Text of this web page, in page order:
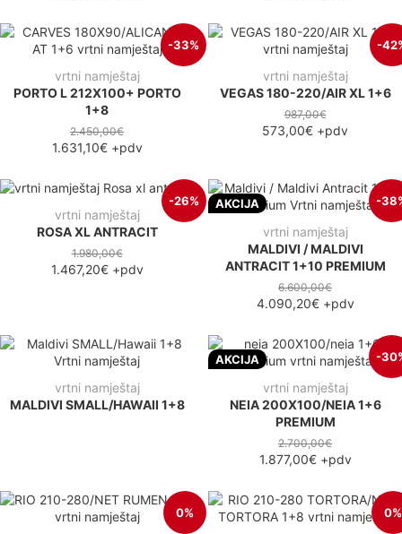
-33%
vrtni namještaj
PORTO L 212X100+ PORTO
1+8
2.450,00€
1.631,10€+pdv
-
vrtni namještaj
VEGAS 180-220/AIR XL 1+6
987,00€
573,00€ +pdv
-26%
vrtni namještaj
ROSA XL ANTRACIT
1.980,00€
1.467,20€+pdv
AKCIJA -
vrtni namještaj
MALDIVI / MALDIVI
ANTRACIT 1+10 PREMIUM
6.600,00€
4.090,20€+pdv
vrtni namještaj
MALDIVI SMALL/HAWAII 1+8
AKCIJA -
vrtni namještaj
NEIA 200X100/NEIA 1+6
PREMIUM
2.700,00€
1.877,00€+pdv
0% 0%